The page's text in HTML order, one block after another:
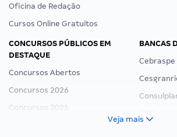
Oficina de Redação
Cursos Online Gratuitos
CONCURSOS PÚBLICOS EM
DESTAQUE
Concursos Abertos
Concursos 2026
Concursos 2025
BANCAS
Cebraspe
Veja mais